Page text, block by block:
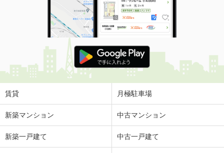
賃貸 月極駐車場
新築マンション 中古マンション
新築一戸建て 中古一戸建て